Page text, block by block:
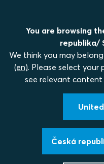
You are browsing
republika/
We think you may
(en). Please select
see relevant
Česká